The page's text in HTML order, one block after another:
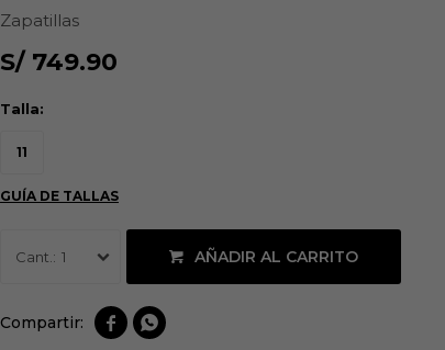
Zapatillas
S/ 749.90
Talla:
11
GUÍA DE TALLAS
1 AÑADIR AL CARRITO
 